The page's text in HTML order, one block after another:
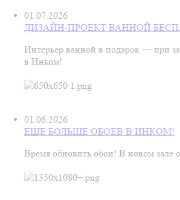
01.07.2026
ДИЗАЙН-ПРОЕКТ ВАННОЙ
Интерьер ванной в подарок — при
в Инком!
01.06.2026
ЕЩЕ БОЛЬШЕ ОБОЕВ В ИНКОМ!
Время обновить обои! В новом зале